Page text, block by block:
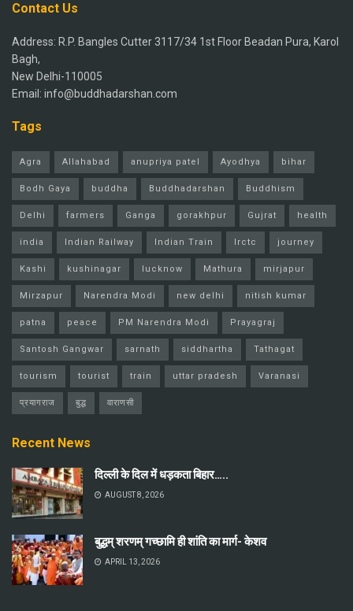
Contact Us
Address: R.P. Bangles Cutter 3117/34 1st Floor Beadan Pura, Karol
Bagh,
New Delhi-110005
Email: info@buddhadarshan.com
Tags
Agra Allahabad anupriya patel Ayodhya bihar
Bodh Gaya buddha Buddhadarshan Buddhism
Delhi farmers Ganga gorakhpur Gujrat health
india Indian Railway Indian Train Irctc journey
Kashi kushinagar lucknow Mathura mirjapur
Mirzapur Narendra Modi new delhi nitish kumar
patna peace PM Narendra Modi Prayagraj
Santosh Gangwar sarnath siddhartha Tathagat
tourism tourist train uttar pradesh Varanasi
प्रयागराज बुद्ध वाराणसी
Recent News
दिल्ली के दिल में धड़कता बिहार…..
AUGUST 8, 2026
बुद्धम् शरणम् गच्छामि ही शांति का मार्ग- केशव
APRIL 13, 2026